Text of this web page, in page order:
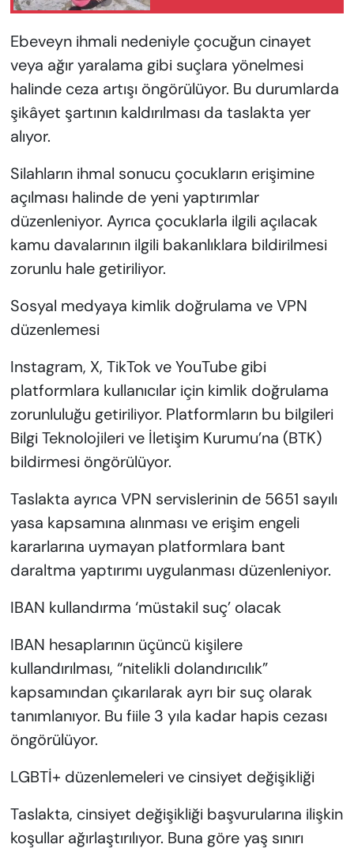
Ebeveyn ihmali nedeniyle çocuğun cinayet
veya ağır yaralama gibi suçlara yönelmesi
halinde ceza artışı öngörülüyor. Bu durumlarda
şikâyet şartının kaldırılması da taslakta yer
alıyor.
Silahların ihmal sonucu çocukların erişimine
açılması halinde de yeni yaptırımlar
düzenleniyor. Ayrıca çocuklarla ilgili açılacak
kamu davalarının ilgili bakanlıklara bildirilmesi
zorunlu hale getiriliyor.
Sosyal medyaya kimlik doğrulama ve VPN
düzenlemesi
Instagram, X, TikTok ve YouTube gibi
platformlara kullanıcılar için kimlik doğrulama
zorunluluğu getiriliyor. Platformların bu bilgileri
Bilgi Teknolojileri ve İletişim Kurumu’na (BTK)
bildirmesi öngörülüyor.
Taslakta ayrıca VPN servislerinin de 5651 sayılı
yasa kapsamına alınması ve erişim engeli
kararlarına uymayan platformlara bant
daraltma yaptırımı uygulanması düzenleniyor.
IBAN kullandırma ‘müstakil suç’ olacak
IBAN hesaplarının üçüncü kişilere
kullandırılması, “nitelikli dolandırıcılık”
kapsamından çıkarılarak ayrı bir suç olarak
tanımlanıyor. Bu fiile 3 yıla kadar hapis cezası
öngörülüyor.
LGBTİ+ düzenlemeleri ve cinsiyet değişikliği
Taslakta, cinsiyet değişikliği başvurularına ilişkin
koşullar ağırlaştırılıyor. Buna göre yaş sınırı